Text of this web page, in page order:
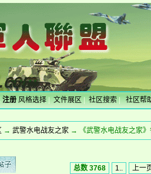
注册 风格选择 |文件展区 |社区搜索| 社区帮
→ 武警水电战友之家 → 《武警水电战友之家
总数 3768 1.. 上一